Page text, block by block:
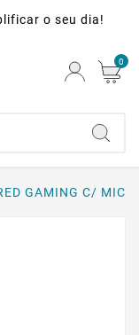
o seu dia!
0
GAMING C/ MIC